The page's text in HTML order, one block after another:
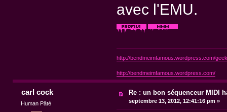
avec l'EMU.
http://bendmeimfamous.wordpress.com/
http://bendmeimfamous.wordpress.com/
carl cock
Human Pâté
Re : un bon séquenceur MIDI
septembre 13, 2012, 12:41:16 pm »